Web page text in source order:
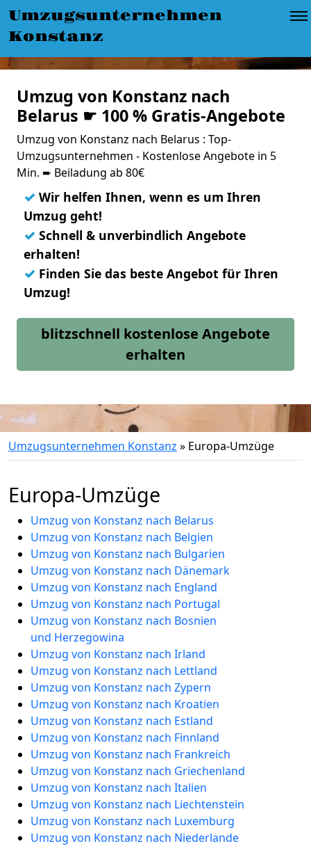
Umzugsunternehmen
Konstanz
Umzug von Konstanz nach
Belarus ☛ 100 % Gratis-Angebote
Umzug von Konstanz nach Belarus : Top-
Umzugsunternehmen - Kostenlose Angebote in 5
Min. ➨ Beiladung ab 80€
✓ Wir helfen Ihnen, wenn es um Ihren
Umzug geht!
✓ Schnell & unverbindlich Angebote
erhalten!
✓ Finden Sie das beste Angebot für Ihren
Umzug!
blitzschnell kostenlose Angebote
erhalten
Umzugsunternehmen Konstanz » Europa-Umzüge
Europa-Umzüge
Umzug von Konstanz nach Belarus
Umzug von Konstanz nach Belgien
Umzug von Konstanz nach Bulgarien
Umzug von Konstanz nach Dänemark
Umzug von Konstanz nach England
Umzug von Konstanz nach Portugal
Umzug von Konstanz nach Bosnien
und Herzegowina
Umzug von Konstanz nach Irland
Umzug von Konstanz nach Lettland
Umzug von Konstanz nach Zypern
Umzug von Konstanz nach Kroatien
Umzug von Konstanz nach Estland
Umzug von Konstanz nach Finnland
Umzug von Konstanz nach Frankreich
Umzug von Konstanz nach Griechenland
Umzug von Konstanz nach Italien
Umzug von Konstanz nach Liechtenstein
Umzug von Konstanz nach Luxemburg
Umzug von Konstanz nach Niederlande